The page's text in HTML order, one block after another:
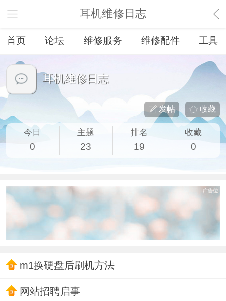
耳机维修日志
首页 论坛 维修服务 维修配件 工具
耳机维修日志
收藏
发帖
今日
0
主题
23
排名
19
收藏
0
m1换硬盘后刷机方法
网站招聘启事